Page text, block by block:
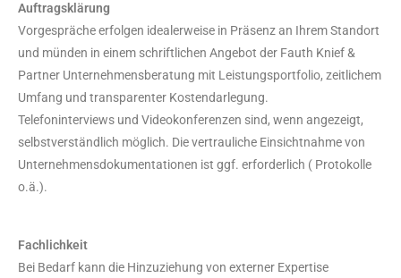
Auftragsklärung
Vorgespräche erfolgen idealerweise in Präsenz an Ihrem Standort
und münden in einem schriftlichen Angebot der Fauth Knief &
Partner Unternehmensberatung mit Leistungsportfolio, zeitlichem
Umfang und transparenter Kostendarlegung.
Telefoninterviews und Videokonferenzen sind, wenn angezeigt,
selbstverständlich möglich. Die vertrauliche Einsichtnahme von
Unternehmensdokumentationen ist ggf. erforderlich ( Protokolle
o.ä.).
Fachlichkeit
Bei Bedarf kann die Hinzuziehung von externer Expertise